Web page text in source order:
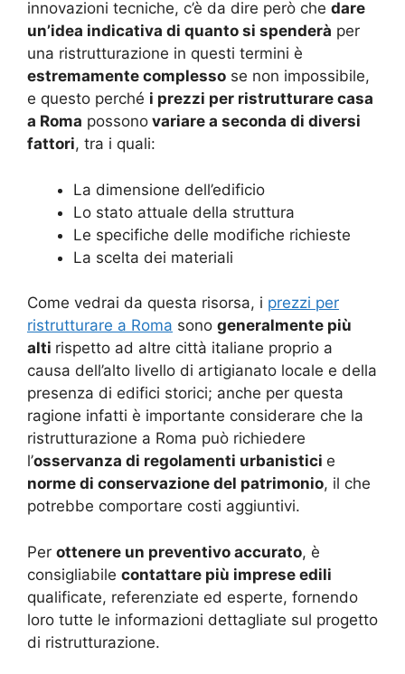
innovazioni tecniche, c’è da dire però che dare
un’idea indicativa di quanto si spenderà per
una ristrutturazione in questi termini è
estremamente complesso se non impossibile,
e questo perché i prezzi per ristrutturare casa
a Roma possono variare a seconda di diversi
fattori, tra i quali:
La dimensione dell’edificio
Lo stato attuale della struttura
Le specifiche delle modifiche richieste
La scelta dei materiali
Come vedrai da questa risorsa, i prezzi per
ristrutturare a Roma sono generalmente più
alti rispetto ad altre città italiane proprio a
causa dell’alto livello di artigianato locale e della
presenza di edifici storici; anche per questa
ragione infatti è importante considerare che la
ristrutturazione a Roma può richiedere
l’osservanza di regolamenti urbanistici e
norme di conservazione del patrimonio, il che
potrebbe comportare costi aggiuntivi.
Per ottenere un preventivo accurato, è
consigliabile contattare più imprese edili
qualificate, referenziate ed esperte, fornendo
loro tutte le informazioni dettagliate sul progetto
di ristrutturazione.